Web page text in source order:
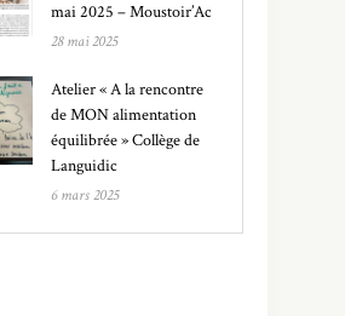
mai 2025 – Moustoir’Ac
28 mai 2025
Atelier « A la rencontre
de MON alimentation
équilibrée » Collège de
Languidic
6 mars 2025